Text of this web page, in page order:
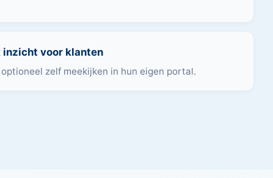
inzicht voor klanten
zelf meekijken in hun eigen portal.